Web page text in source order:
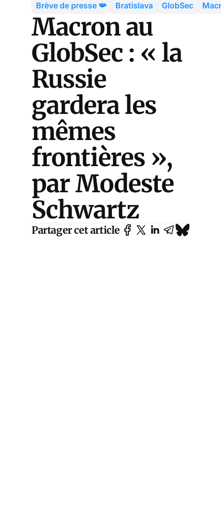
Brève de presse 📯 Bratislava GlobSec
Macron au
GlobSec : « la
Russie
gardera les
mêmes
frontières »,
par Modeste
Schwartz
Partager cet article